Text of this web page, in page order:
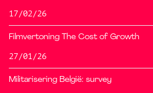
17/02/26
Filmvertoning The Cost of Growth
27/01/26
Militarisering België: survey